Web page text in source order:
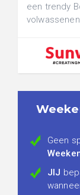
een trendy
Geen
JIJ